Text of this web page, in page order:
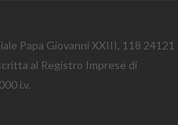
Papa Giovanni XXIII, 118 24121
al Registro Imprese di
i.v.